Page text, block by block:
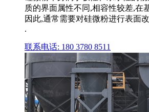
质的界面属性不同,相容性较差,在
因此,通常需要对硅微粉进行表面
.
联系电话: 180 3780 8511